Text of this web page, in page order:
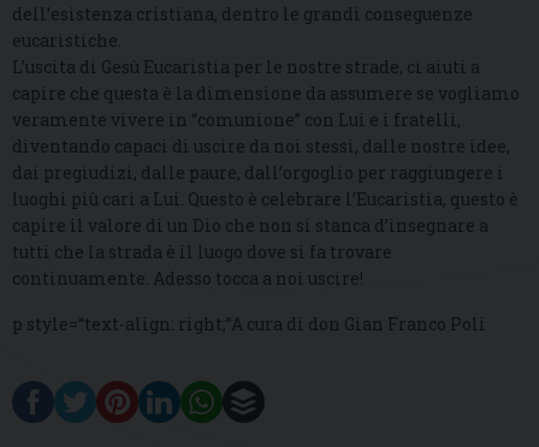
dell’esistenza cristiana, dentro le grandi conseguenze
eucaristiche.
L’uscita di Gesù Eucaristia per le nostre strade, ci aiuti a
capire che questa è la dimensione da assumere se vogliamo
veramente vivere in “comunione” con Lui e i fratelli,
diventando capaci di uscire da noi stessi, dalle nostre idee,
dai pregiudizi, dalle paure, dall’orgoglio per raggiungere i
luoghi più cari a Lui. Questo è celebrare l’Eucaristia, questo è
capire il valore di un Dio che non si stanca d’insegnare a
tutti che la strada è il luogo dove si fa trovare
continuamente. Adesso tocca a noi uscire!
p style=“text-align: right;”A cura di don Gian Franco Poli